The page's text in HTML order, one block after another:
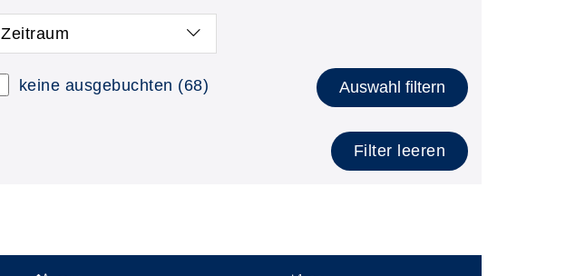
Zeitraum
keine ausgebuchten (68) Auswahl filtern
Filter leeren